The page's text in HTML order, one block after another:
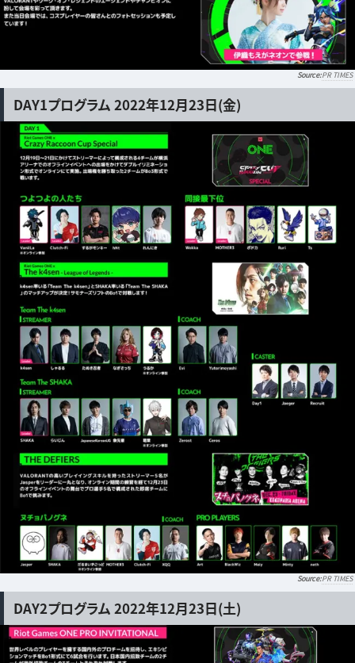
PR TIMES
DAY1プログラム 2022年12月23日(金)
PR TIMES
DAY2プログラム 2022年12月23日(土)